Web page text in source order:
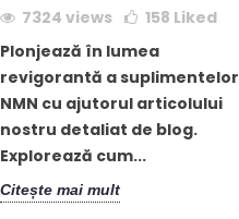
7324 views 158 Liked
Plonjează în lumea
revigorantă a suplimentelor
NMN cu ajutorul articolului
nostru detaliat de blog.
Explorează cum...
Citește mai mult